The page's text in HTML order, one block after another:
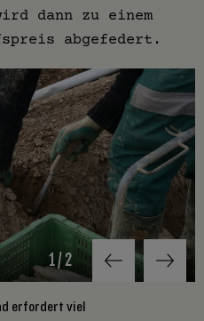
dann zu einem
abgefedert.
1/2
erfordert viel